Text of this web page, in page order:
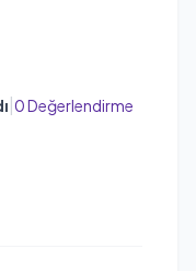
0 Değerlendirme